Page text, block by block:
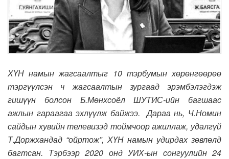
ХҮН намын жагсаалтыг 10 тэрбумын хөрөнгөөрөө
тэргүүлсэн ч жагсаалтын зургаад эрэмбэлэгдэж
гишүүн болсон Б.Мөнхсоёл ШУТИС-ийн багшаас
ажлын гараагаа эхлүүлж байжээ. Дараа нь, Ч.Номин
сайдын хувийн телевизэд тоймчоор ажиллаж, удалгүй
Т.Доржхандад “ойртож”, ХҮН намын удирдах зөвлөлд
багтсан. Тэрбээр 2020 онд УИХ-ын сонгуулийн 24